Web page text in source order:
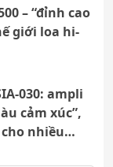
– “đỉnh cao
giới loa hi-
030: ampli
cảm xúc”,
nhiều